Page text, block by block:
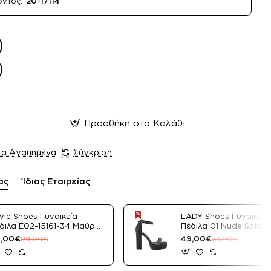
Προσθήκη στο Καλάθι
Αγαπημένα Σύγκριση
Ίδιας Εταιρείας
Shoes Γυναικεία
E02-15161-34 Μαύρο
99,00€
LADY Shoes Γυναικεία
Πέδιλα 01 Nude Satin
49,00€79,90€